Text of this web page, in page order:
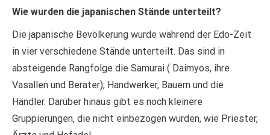
Wie wurden die japanischen Stände unterteilt?
Die japanische Bevölkerung wurde während der Edo-Zeit
in vier verschiedene Stände unterteilt. Das sind in
absteigende Rangfolge die Samurai ( Daimyos, ihre
Vasallen und Berater), Handwerker, Bauern und die
Händler. Darüber hinaus gibt es noch kleinere
Gruppierungen, die nicht einbezogen wurden, wie Priester,